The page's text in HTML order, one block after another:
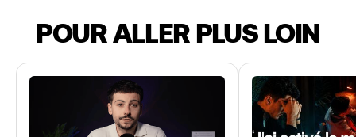
POUR ALLER PLUS LOIN